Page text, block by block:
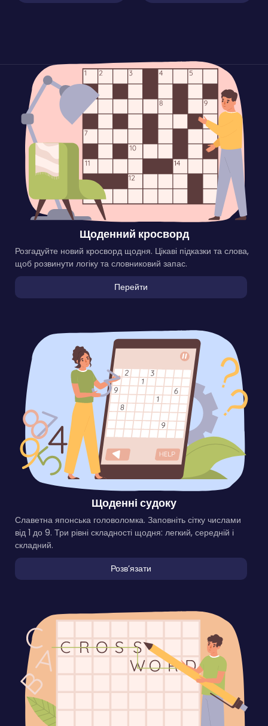
Щоденний кросворд
Розгадуйте новий кросворд щодня. Цікаві підказки та слова,
щоб розвинути логіку та словниковий запас.
Перейти
Щоденні судоку
Славетна японська головоломка. Заповніть сітку числами
від 1 до 9. Три рівні складності щодня: легкий, середній і
складний.
Розвʼязати